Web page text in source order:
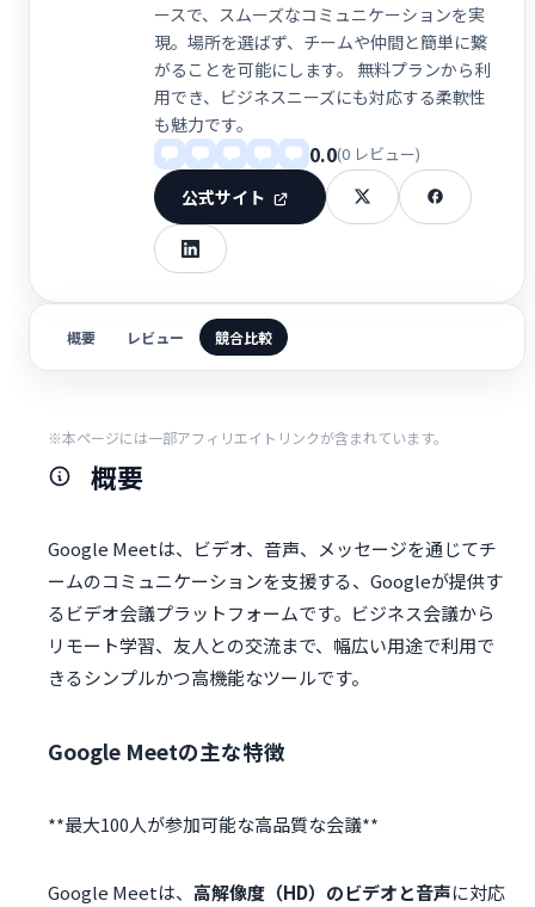
ースで、スムーズなコミュニケーションを実
現。場所を選ばず、チームや仲間と簡単に繋
がることを可能にします。 無料プランから利
用でき、ビジネスニーズにも対応する柔軟性
も魅力です。
0.0(0 レビュー)
公式サイト
概要 レビュー 競合比較
※本ページには一部アフィリエイトリンクが含まれています。
概要
Google Meetは、ビデオ、音声、メッセージを通じてチ
ームのコミュニケーションを支援する、Googleが提供す
るビデオ会議プラットフォームです。ビジネス会議から
リモート学習、友人との交流まで、幅広い用途で利用で
きるシンプルかつ高機能なツールです。
Google Meetの主な特徴
Google Meetは、 高解像度（HD）のビデオと音声に対応